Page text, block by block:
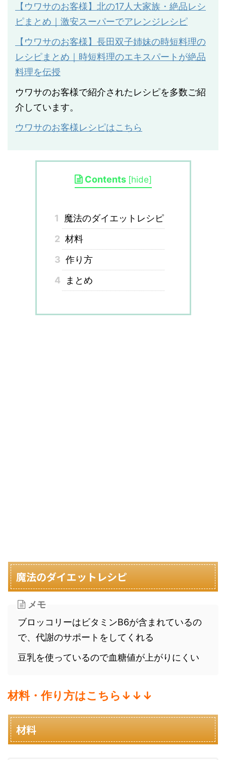
【ウワサのお客様】北の17人大家族・絶品レシ
ピまとめ｜激安スーパーでアレンジレシピ
【ウワサのお客様】長田双子姉妹の時短料理の
レシピまとめ｜時短料理のエキスパートが絶品
料理を伝授
ウワサのお客様で紹介されたレシピを多数ご紹
介しています。
ウワサのお客様レシピはこちら
Contents [hide]
1
魔法のダイエットレシピ
2 材料
3 作り方
4
まとめ
魔法のダイエットレシピ
メモ
ブロッコリーはビタミンB6が含まれているの
で、代謝のサポートをしてくれる
豆乳を使っているので血糖値が上がりにくい
材料・作り方はこちら↓↓↓
材料